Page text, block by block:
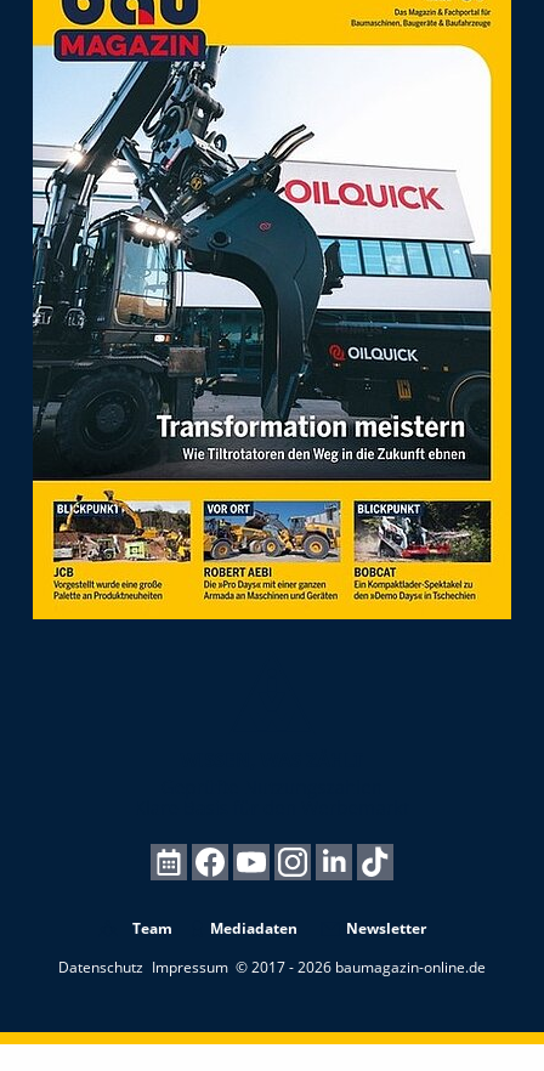
Team Mediadaten
Newsletter
Datenschutz Impressum © 2017 - 2026 baumagazin-online.de